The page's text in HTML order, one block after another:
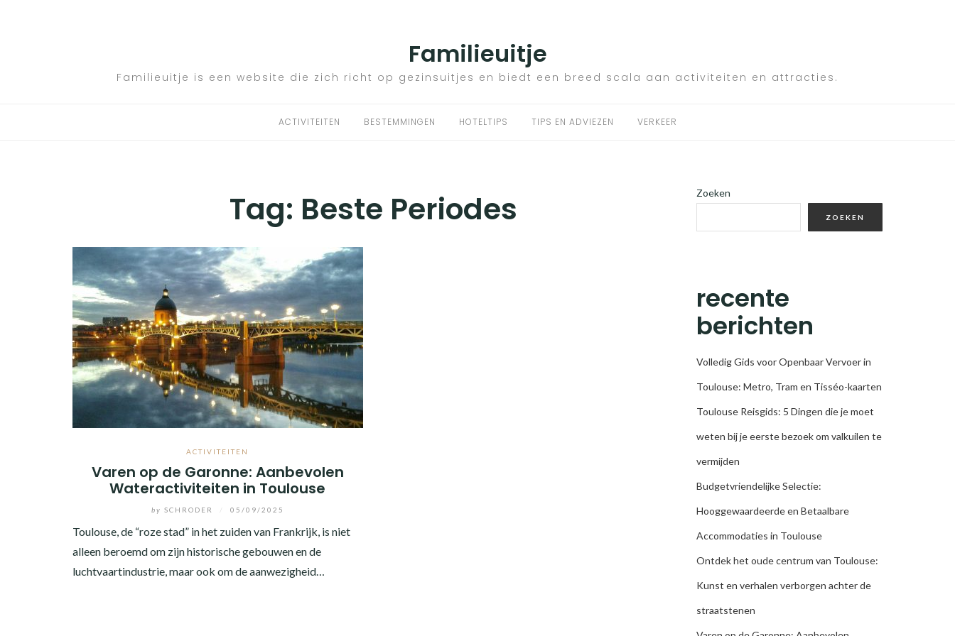
Familieuitje
Familieuitje is een website die zich richt op gezinsuitjes en biedt een breed scala aan activiteiten en attracties.
ACTIVITEITEN BESTEMMINGEN HOTELTIPS TIPS EN ADVIEZEN VERKEER
Tag: Beste Periodes
ACTIVITEITEN
Varen op de Garonne: Aanbevolen
Wateractiviteiten in Toulouse
by SCHRODER 05/09/2025
Toulouse, de “roze stad” in het zuiden van Frankrijk, is niet
alleen beroemd om zijn historische gebouwen en de
luchtvaartindustrie, maar ook om de aanwezigheid…
Zoeken
ZOEKEN
recente
berichten
Volledig Gids voor Openbaar Vervoer in
Toulouse: Metro, Tram en Tisséo-kaarten
Toulouse Reisgids: 5 Dingen die je moet
weten bij je eerste bezoek om valkuilen te
vermijden
Budgetvriendelijke Selectie:
Hooggewaardeerde en Betaalbare
Accommodaties in Toulouse
Ontdek het oude centrum van Toulouse:
Kunst en verhalen verborgen achter de
straatstenen